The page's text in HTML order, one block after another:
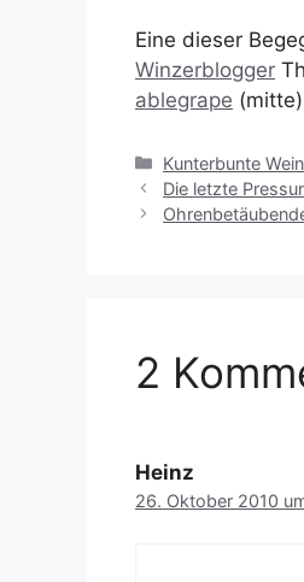
Eine dieser
Winzerblogger
ablegrape
Kategorien
Kunterbunte
Die letzte
2
Heinz
26. Oktober 2010